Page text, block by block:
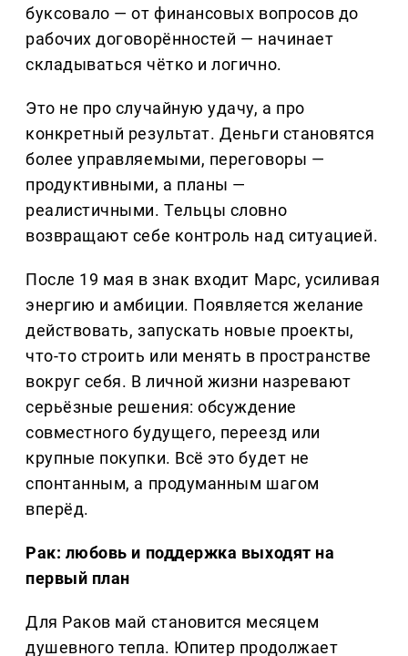
буксовало — от финансовых вопросов до
рабочих договорённостей — начинает
складываться чётко и логично.
Это не про случайную удачу, а про
конкретный результат. Деньги становятся
более управляемыми, переговоры —
продуктивными, а планы —
реалистичными. Тельцы словно
возвращают себе контроль над ситуацией.
После 19 мая в знак входит Марс, усиливая
энергию и амбиции. Появляется желание
действовать, запускать новые проекты,
что-то строить или менять в пространстве
вокруг себя. В личной жизни назревают
серьёзные решения: обсуждение
совместного будущего, переезд или
крупные покупки. Всё это будет не
спонтанным, а продуманным шагом
вперёд.
Рак: любовь и поддержка выходят на
первый план
Для Раков май становится месяцем
душевного тепла. Юпитер продолжает